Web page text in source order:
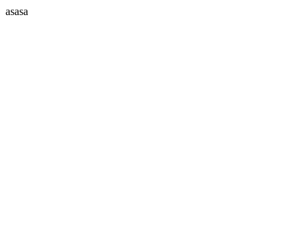
asasa